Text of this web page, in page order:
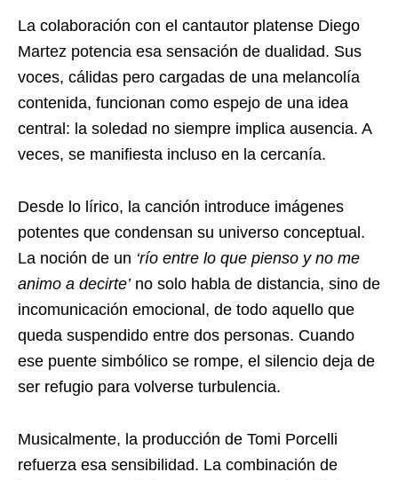
La colaboración con el cantautor platense Diego
Martez potencia esa sensación de dualidad. Sus
voces, cálidas pero cargadas de una melancolía
contenida, funcionan como espejo de una idea
central: la soledad no siempre implica ausencia. A
veces, se manifiesta incluso en la cercanía.
Desde lo lírico, la canción introduce imágenes
potentes que condensan su universo conceptual.
La noción de un ‘río entre lo que pienso y no me
animo a decirte’no solo habla de distancia, sino de
incomunicación emocional, de todo aquello que
queda suspendido entre dos personas. Cuando
ese puente simbólico se rompe, el silencio deja de
ser refugio para volverse turbulencia.
Musicalmente, la producción de Tomi Porcelli
refuerza esa sensibilidad. La combinación de